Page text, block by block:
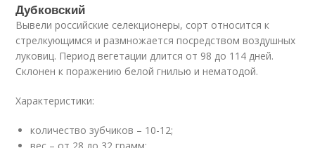
Дубковский
Вывели российские селекционеры, сорт относится к
стрелкующимся и размножается посредством воздушных
луковиц. Период вегетации длится от 98 до 114 дней.
Склонен к поражению белой гнилью и нематодой.
Характеристики:
количество зубчиков – 10-12;